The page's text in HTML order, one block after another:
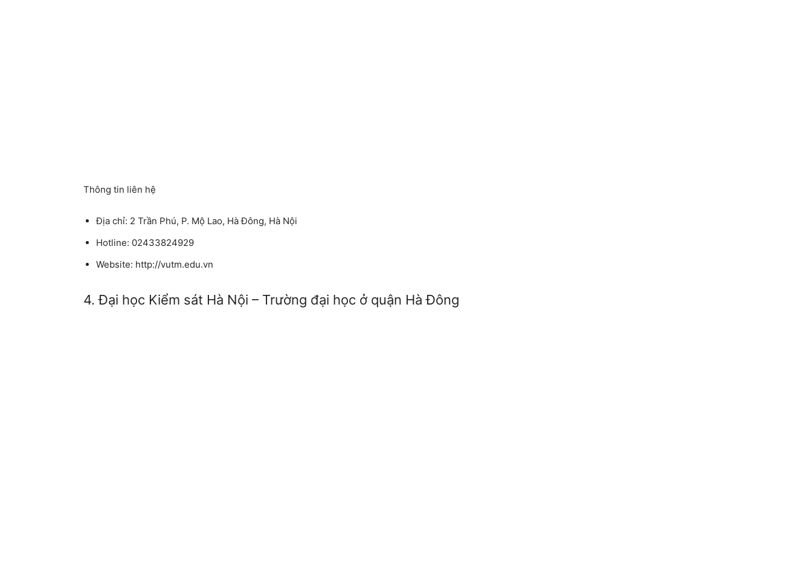
Thông tin liên hệ
Địa chỉ: 2 Trần Phú, P. Mộ Lao, Hà Đông, Hà Nội
Hotline: 02433824929
Website: http://vutm.edu.vn
4. Đại học Kiểm sát Hà Nội – Trường đại học ở quận Hà Đông